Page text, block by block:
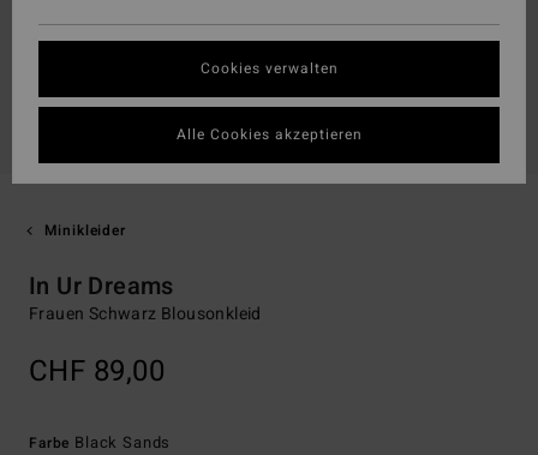
Minikleider
In Ur Dreams
Frauen Schwarz Blousonkleid
CHF 89,00
Farbe Black Sands
Cookies verwalten
Alle Cookies akzeptieren